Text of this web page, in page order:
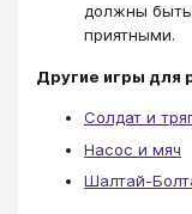
должны
приятными.
Другие игры для
Солдат и
Насос и мяч
Шалтай-